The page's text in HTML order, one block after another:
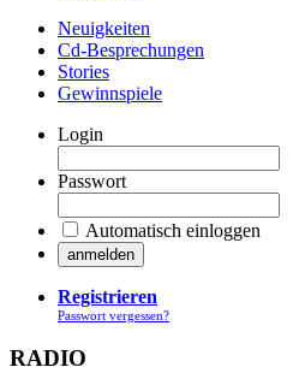
Neuigkeiten
Cd-Besprechungen
Stories
Gewinnspiele
Login
Passwort
Automatisch einloggen
Registrieren
Passwort vergessen?
RADIO